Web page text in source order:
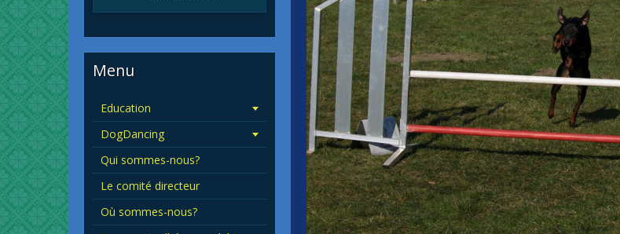
Menu
Education
DogDancing
Qui sommes-nous?
Le comité directeur
Où sommes-nous?